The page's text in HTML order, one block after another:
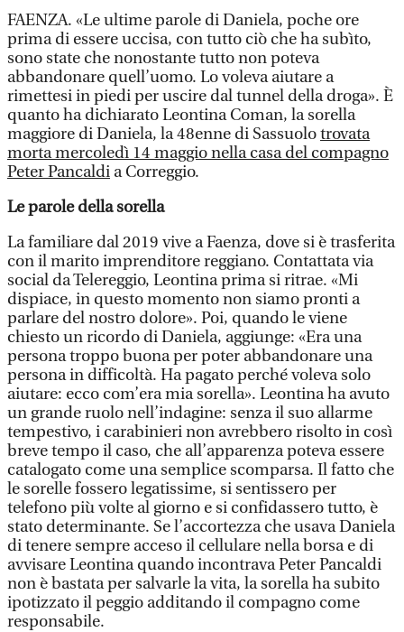
FAENZA. «Le ultime parole di Daniela, poche ore
prima di essere uccisa, con tutto ciò che ha subìto,
sono state che nonostante tutto non poteva
abbandonare quell’uomo. Lo voleva aiutare a
rimettesi in piedi per uscire dal tunnel della droga». È
quanto ha dichiarato Leontina Coman, la sorella
maggiore di Daniela, la 48enne di Sassuolotrovata
morta mercoledì 14 maggio nella casa del compagno
Peter Pancaldi a Correggio.
Le parole della sorella
La familiare dal 2019 vive a Faenza, dove si è trasferita
con il marito imprenditore reggiano. Contattata via
social da Telereggio, Leontina prima si ritrae. «Mi
dispiace, in questo momento non siamo pronti a
parlare del nostro dolore». Poi, quando le viene
chiesto un ricordo di Daniela, aggiunge: «Era una
persona troppo buona per poter abbandonare una
persona in difficoltà. Ha pagato perché voleva solo
aiutare: ecco com’era mia sorella». Leontina ha avuto
un grande ruolo nell’indagine: senza il suo allarme
tempestivo, i carabinieri non avrebbero risolto in così
breve tempo il caso, che all’apparenza poteva essere
catalogato come una semplice scomparsa. Il fatto che
le sorelle fossero legatissime, si sentissero per
telefono più volte al giorno e si confidassero tutto, è
stato determinante. Se l’accortezza che usava Daniela
di tenere sempre acceso il cellulare nella borsa e di
avvisare Leontina quando incontrava Peter Pancaldi
non è bastata per salvarle la vita, la sorella ha subito
ipotizzato il peggio additando il compagno come
responsabile.